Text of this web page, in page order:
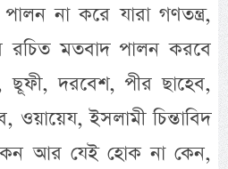
না করে যারা গণতন্ত্র,
রচিত মতবাদ পালন করবে
ছূফী, দরবেশ, পীর ছাহেব,
ওয়ায়েয, ইসলামী চিন্তাবিদ
আর যেই হোক না কেন,